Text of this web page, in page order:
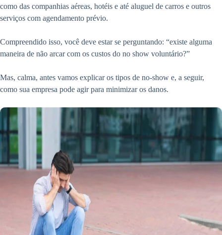
como das companhias aéreas, hotéis e até aluguel de carros e outros
serviços com agendamento prévio.
Compreendido isso, você deve estar se perguntando: “existe alguma
maneira de não arcar com os custos do no show voluntário?”
Mas, calma, antes vamos explicar os tipos de no-show e, a seguir,
como sua empresa pode agir para minimizar os danos.